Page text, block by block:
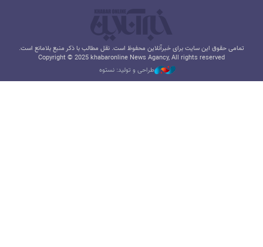
تمامی حقوق این سایت برای خبرآنلاین محفوظ است. نقل مطالب با ذکر منبع بلامانع است.
Copyright © 2025 khabaronline News Agancy, All rights reserved
طراحی و تولید: نستوه